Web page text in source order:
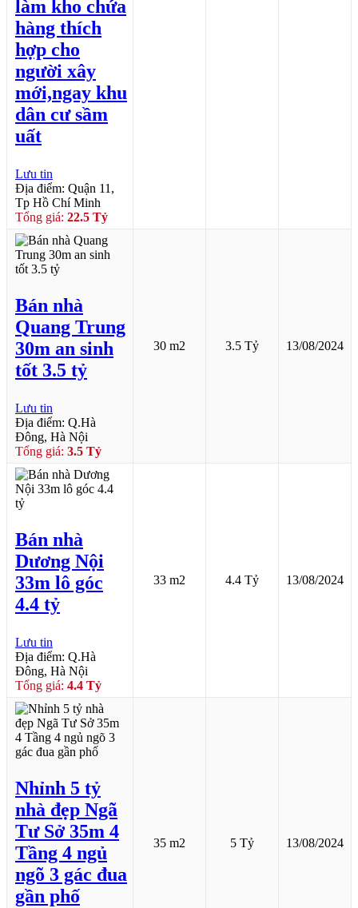
làm kho chứa
hàng thích
hợp cho
người xây
mới,ngay khu
dân cư sầm
uất
Lưu tin
Địa điểm: Quận 11,
Tp Hồ Chí Minh
Tổng giá: 22.5 Tỷ
Bán nhà
Quang Trung
30m an sinh
tốt 3.5 tỷ
Lưu tin
Địa điểm: Q.Hà
Đông, Hà Nội
Tổng giá: 3.5 Tỷ
30 m2 3.5 Tỷ 13/08/2024
Bán nhà
Dương Nội
33m lô góc
4.4 tỷ
Lưu tin
Địa điểm: Q.Hà
Đông, Hà Nội
Tổng giá: 4.4 Tỷ
33 m2 4.4 Tỷ 13/08/2024
Nhỉnh 5 tỷ
nhà đẹp Ngã
Tư Sở 35m 4
Tầng 4 ngủ
ngõ 3 gác đua
gần phố
35 m2 5 Tỷ 13/08/2024